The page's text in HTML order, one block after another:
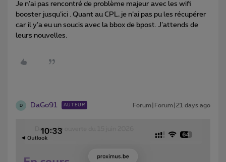
Je n’ai pas rencontré de problème majeur avec les wifi
booster jusqu’ici . Quant au CPL, je n’ai pas pu les récupérer
car il y’a eu un soucis avec la bbox de bpost. J’attends de
leurs nouvelles.
D DaGo91 AUTEUR Forum|Forum|21 days ago